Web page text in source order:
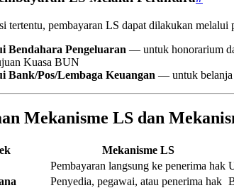
tertentu, pembayaran LS dapat dilakukan melalui
Bendahara Pengeluaran — untuk honorarium
Kuasa BUN
Bank/Pos/Lembaga Keuangan — untuk belanja
Mekanisme LS dan
Mekanisme LS
Pembayaran langsung ke penerima hak
Penyedia, pegawai, atau penerima hak